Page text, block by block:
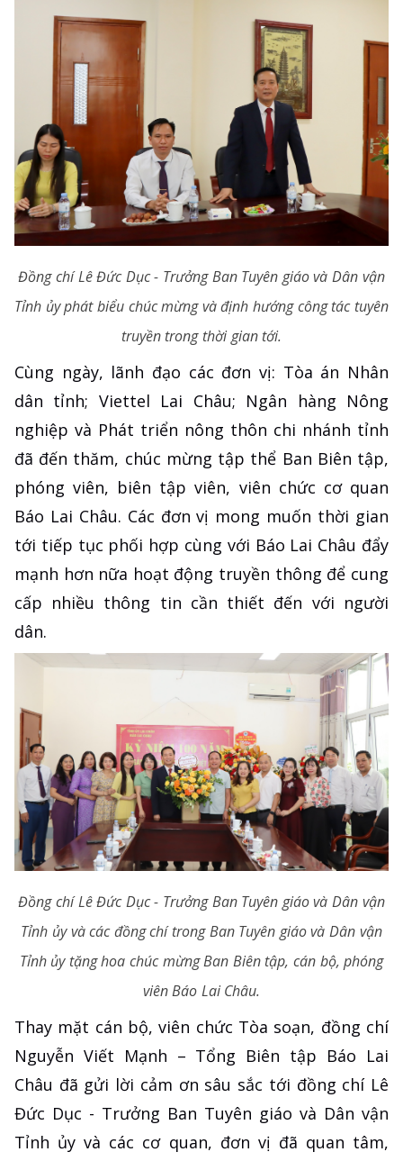
Đồng chí Lê Đức Dục - Trưởng Ban Tuyên giáo và Dân vận
Tỉnh ủy phát biểu chúc mừng và định hướng công tác tuyên
truyền trong thời gian tới.
Cùng ngày, lãnh đạo các đơn vị: Tòa án Nhân
dân tỉnh; Viettel Lai Châu; Ngân hàng Nông
nghiệp và Phát triển nông thôn chi nhánh tỉnh
đã đến thăm, chúc mừng tập thể Ban Biên tập,
phóng viên, biên tập viên, viên chức cơ quan
Báo Lai Châu. Các đơn vị mong muốn thời gian
tới tiếp tục phối hợp cùng với Báo Lai Châu đẩy
mạnh hơn nữa hoạt động truyền thông để cung
cấp nhiều thông tin cần thiết đến với người
dân.
Đồng chí Lê Đức Dục - Trưởng Ban Tuyên giáo và Dân vận
Tỉnh ủy và các đồng chí trong Ban Tuyên giáo và Dân vận
Tỉnh ủy tặng hoa chúc mừng Ban Biên tập, cán bộ, phóng
viên Báo Lai Châu.
Thay mặt cán bộ, viên chức Tòa soạn, đồng chí
Nguyễn Viết Mạnh – Tổng Biên tập Báo Lai
Châu đã gửi lời cảm ơn sâu sắc tới đồng chí Lê
Đức Dục - Trưởng Ban Tuyên giáo và Dân vận
Tỉnh ủy và các cơ quan, đơn vị đã quan tâm,